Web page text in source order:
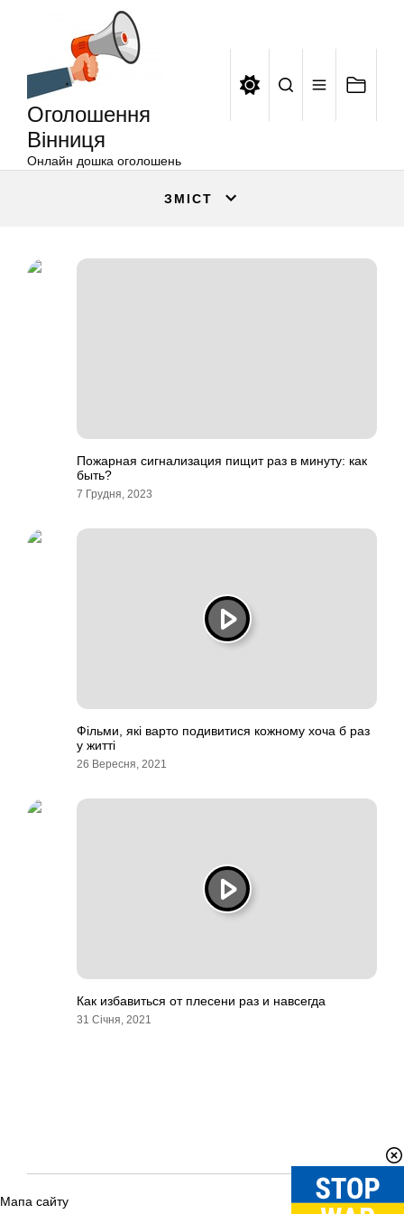
Оголошення
Вінниця
Онлайн дошка оголошень
ЗМІСТ
Пожарная сигнализация пищит раз в минуту: как
быть?
7 Грудня, 2023
Фільми, які варто подивитися кожному хоча б раз
у житті
26 Вересня, 2021
Как избавиться от плесени раз и навсегда
31 Січня, 2021
Мапа сайту